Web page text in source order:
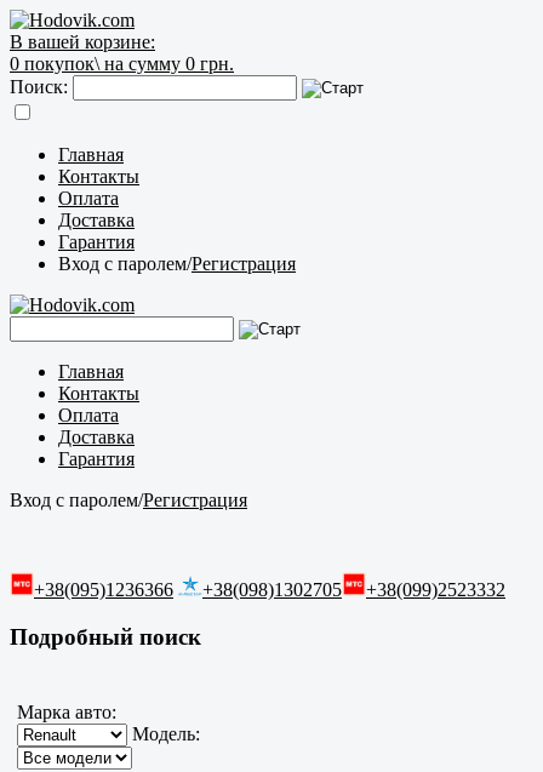
В вашей корзине:
0 покупок\ на сумму 0 грн.
Поиск:
Главная
Контакты
Оплата
Доставка
Гарантия
Вход с паролем/Регистрация
Главная
Контакты
Оплата
Доставка
Гарантия
Вход с паролем/Регистрация
+38(095)1236366 +38(098)1302705 +38(099)2523332
Подробный поиск
Марка авто:
Модель: